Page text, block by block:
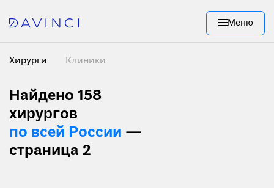
Меню
Хирурги Клиники
Найдено 158
хирургов
по всей России —
страница 2